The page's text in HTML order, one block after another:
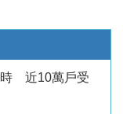
時 近10萬戶受